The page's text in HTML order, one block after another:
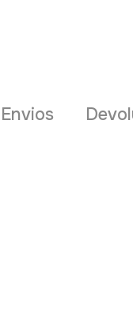
Envios